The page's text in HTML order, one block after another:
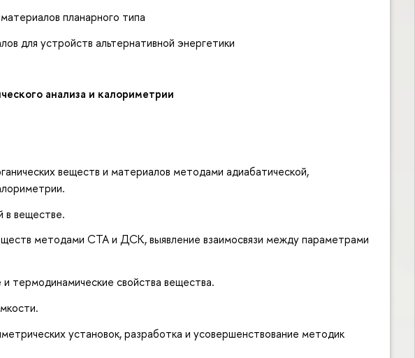
планарного типа
для устройств альтернативной энергетики
анализа и калориметрии
веществ и материалов методами адиабатической,
веществе.
методами СТА и ДСК, выявление взаимосвязи между параметрами
термодинамические свойства вещества.
установок, разработка и усовершенствование методик